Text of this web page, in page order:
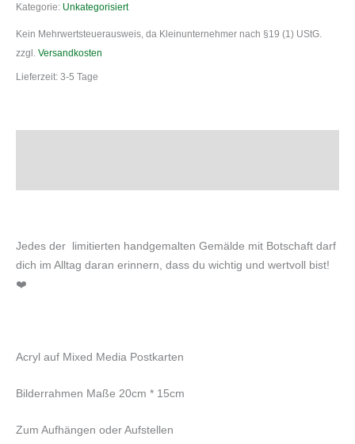
Kategorie: Unkategorisiert
Kein Mehrwertsteuerausweis, da Kleinunternehmer nach §19 (1) UStG.
zzgl. Versandkosten
Lieferzeit: 3-5 Tage
Jedes der limitierten handgemalten Gemälde mit Botschaft darf
dich im Alltag daran erinnern, dass du wichtig und wertvoll bist!
❤️
Acryl auf Mixed Media Postkarten
Bilderrahmen Maße 20cm * 15cm
Zum Aufhängen oder Aufstellen